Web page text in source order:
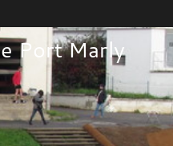
Port Marly